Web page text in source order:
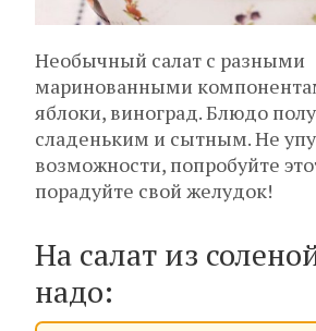
Необычный салат с разными
маринованными
яблоки, виноград. Блюдо
сладеньким и сытным. Не
возможности, попробуйте
порадуйте свой желудок!
На салат из
надо: